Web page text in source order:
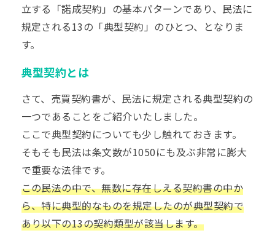
立する「諾成契約」の基本パターンであり、民法に
規定される13の「典型契約」のひとつ、となりま
す。
典型契約とは
さて、売買契約書が、民法に規定される典型契約の
一つであることをご紹介いたしました。
ここで典型契約についても少し触れておきます。
そもそも民法は条文数が1050にも及ぶ非常に膨大
で重要な法律です。
この民法の中で、無数に存在しえる契約書の中か
ら、特に典型的なものを規定したのが典型契約で
あり以下の13の契約類型が該当します。